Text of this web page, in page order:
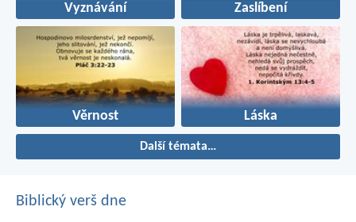
Vyznávání Zaslíbení
Věrnost Láska
Další témata…
Biblický verš dne